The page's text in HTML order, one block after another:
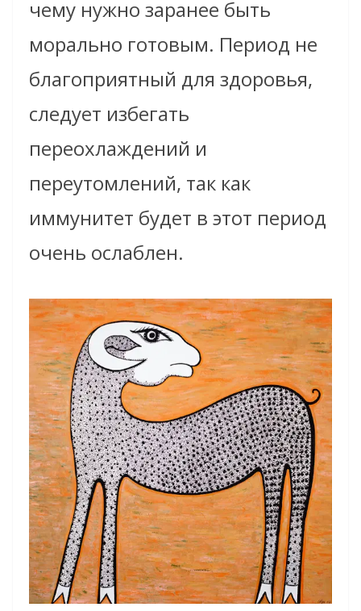
чему нужно заранее быть
морально готовым. Период не
благоприятный для здоровья,
следует избегать
переохлаждений и
переутомлений, так как
иммунитет будет в этот период
очень ослаблен.